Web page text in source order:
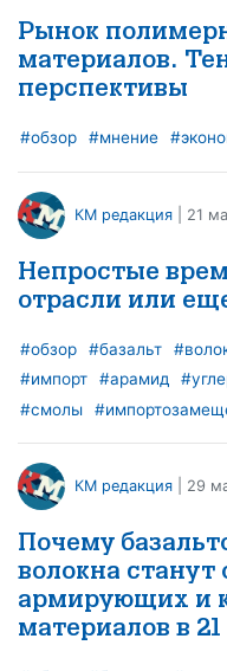
Рынок
материалов.
перспективы
#обзор #мнение
КМ редакция | 21
Непростые
отрасли или
#обзор #базальт
#импорт
#арамид
#смолы
КМ редакция | 29
Почему
волокна станут
армирующих и
материалов в 21